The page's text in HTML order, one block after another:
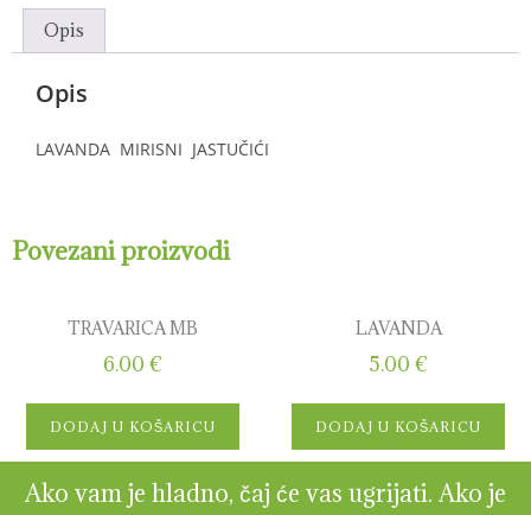
Opis
Opis
LAVANDA MIRISNI JASTUČIĆI
Povezani proizvodi
TRAVARICA MB
6.00 €
DODAJ U KOŠARICU
LAVANDA
5.00 €
DODAJ U KOŠARICU
Ako vam je hladno, čaj će vas ugrijati. Ako je